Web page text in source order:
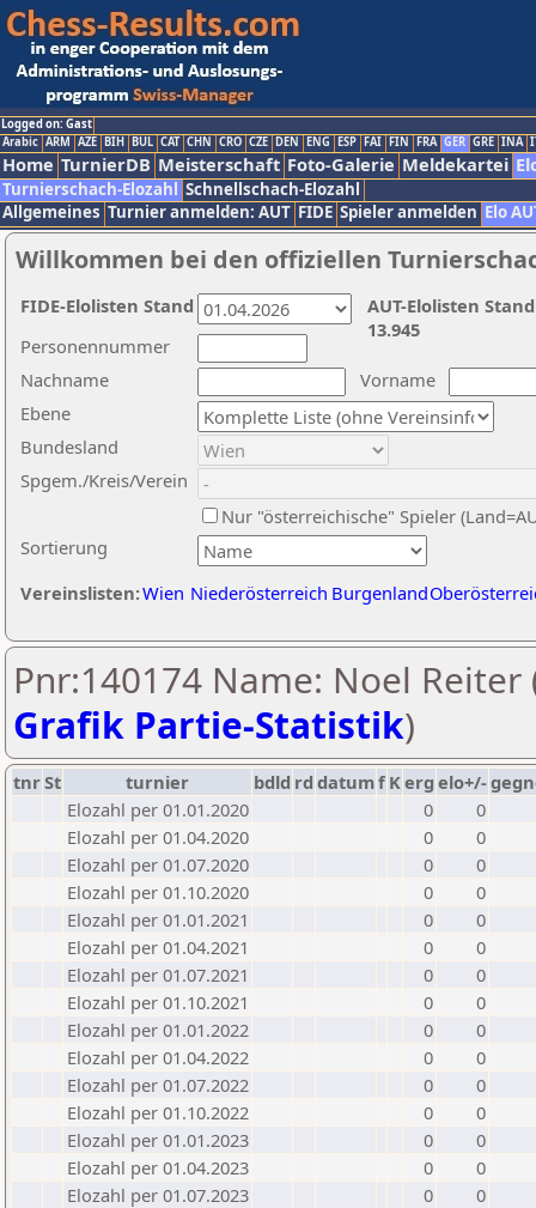
Logged on: Gast
Arabic ARM AZE BIH BUL CAT CHN CRO CZE DEN ENG ESP FAI FIN FRA GER GRE INA
Home TurnierDB Meisterschaft Foto-Galerie Meldekartei
Turnierschach-Elozahl Schnellschach-Elozahl
Allgemeines Turnier anmelden: AUT FIDE Spieler anmelden Elo
Willkommen bei den offiziellen
Nachname
Vorname
Ebene
Sortierung
Personennummer
Bundesland
Spgem./Kreis/Verein
Nur "österreichische" Spieler
Vereinslisten:Wien Niederösterreich Burgenland
AUT-Elolisten
13.945
FIDE-Elolisten Stand
Pnr:140174 Name: Noel Reiter
Grafik Partie-Statistik)
tnrSt turnier bdld rd datumf Kerg elo+/-
Elozahl per 01.01.2020
0
0
Elozahl per 01.04.2020
0
0
Elozahl per 01.07.2020
0
0
Elozahl per 01.10.2020
0
0
Elozahl per 01.01.2021
0
0
Elozahl per 01.04.2021
0
0
Elozahl per 01.07.2021
0
0
Elozahl per 01.10.2021
0
0
Elozahl per 01.01.2022
0
0
Elozahl per 01.04.2022
0
0
Elozahl per 01.07.2022
0
0
Elozahl per 01.10.2022
0
0
Elozahl per 01.01.2023
0
0
Elozahl per 01.04.2023
0
0
Elozahl per 01.07.2023
0
0